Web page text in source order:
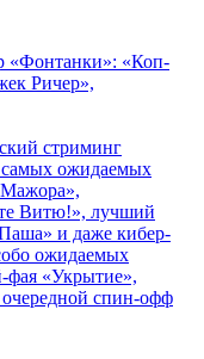
«Фонтанки»: «Коп-
Ричер»,
стриминг
самых ожидаемых
Витю!», лучший
и даже кибер-
ожидаемых
фая «Укрытие»,
спин-офф